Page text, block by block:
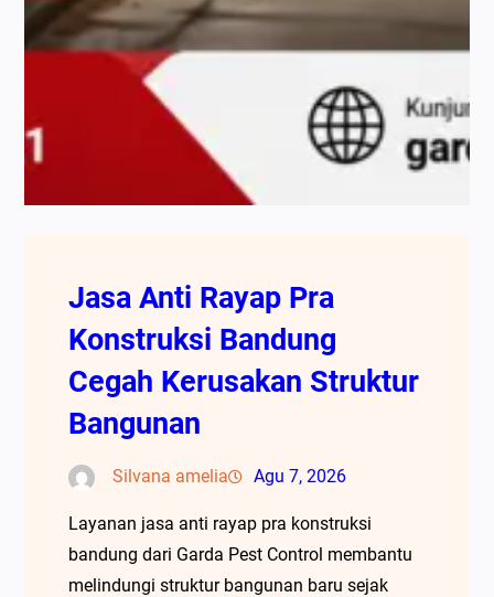
Jasa Anti Rayap Pra
Konstruksi Bandung
Cegah Kerusakan Struktur
Bangunan
Silvana amelia Agu 7, 2026
Layanan jasa anti rayap pra konstruksi
bandung dari Garda Pest Control membantu
melindungi struktur bangunan baru sejak